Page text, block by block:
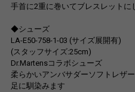
手首に2重に巻いてブレスレットに
◆シューズ
LA-E50-758-1-03 (サイズ展開有)
(スタッフサイズ:25cm)
Dr.Martensコラボシューズ
柔らかいアンバサダーソフトレザ
足に馴染みます